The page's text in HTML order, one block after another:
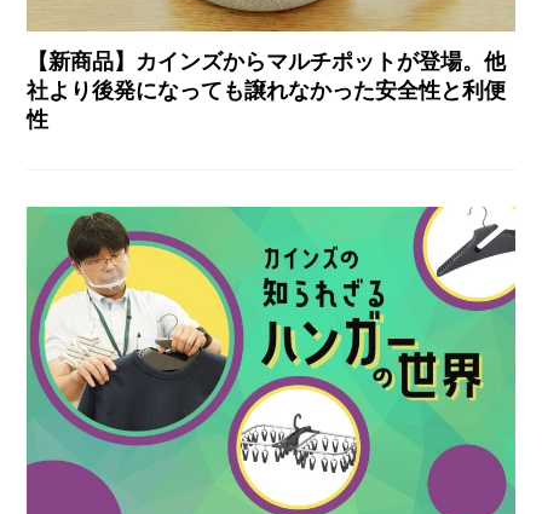
【新商品】カインズからマルチポットが登場。他
社より後発になっても譲れなかった安全性と利便
性